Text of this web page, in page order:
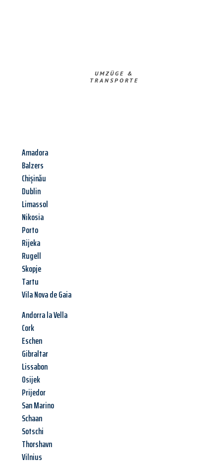
UMZÜGE &
TRANSPORTE
Amadora
Balzers
Chișinău
Dublin
Limassol
Nikosia
Porto
Rijeka
Rugell
Skopje
Tartu
Vila Nova de Gaia
Andorra la Vella
Cork
Eschen
Gibraltar
Lissabon
Osijek
Prijedor
San Marino
Schaan
Sotschi
Thorshavn
Vilnius